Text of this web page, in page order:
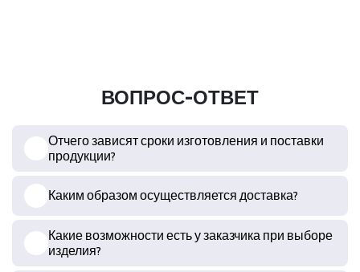
ВОПРОС-ОТВЕТ
Отчего зависят сроки изготовления и поставки
продукции?
Каким образом осуществляется доставка?
Какие возможности есть у заказчика при выборе
изделия?